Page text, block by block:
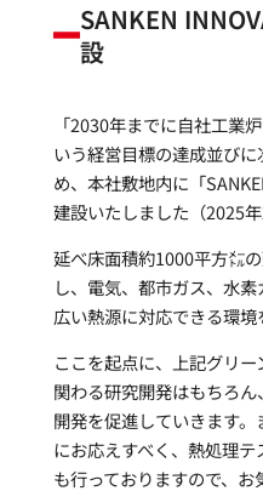
SANKEN
設
「2030年までに自社工業
いう経営目標の達成並び
め、本社敷地内に「
建設いたしました（2025年
延べ床面積約1000平方㍍
し、電気、都市ガス、水
広い熱源に対応できる環境
ここを起点に、上記グリ
関わる研究開発はもちろ
開発を促進していきます
にお応えすべく、熱処理
も行っておりますので、お